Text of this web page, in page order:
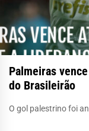
Palmeiras
do Brasileirão
O gol palestrino foi